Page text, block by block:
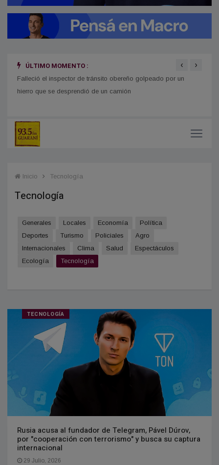
ÚLTIMO MOMENTO :
Falleció el inspector de tránsito obereño golpeado por un
hierro que se desprendió de un camión
‹ ›
Inicio Tecnología
Tecnología
Generales Locales Economía
Política
Deportes
Turismo Policiales
Agro
Internacionales
Clima Salud
Espectáculos
Ecología
Tecnología
TECNOLOGÍA
Rusia acusa al fundador de Telegram, Pável Dúrov,
por "cooperación con terrorismo" y busca su captura
internacional
29 Julio, 2026